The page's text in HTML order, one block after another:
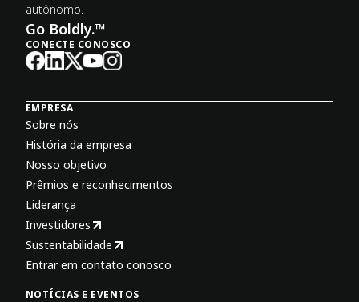
autônomo.
Go Boldly.™
CONECTE CONOSCO
EMPRESA
Sobre nós
História da empresa
Nosso objetivo
Prêmios e reconhecimentos
Liderança
Investidores
Sustentabilidade
Entrar em contato conosco
NOTÍCIAS E EVENTOS